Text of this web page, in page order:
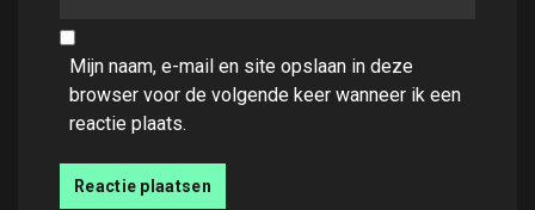
Mijn naam, e-mail en site opslaan in deze
browser voor de volgende keer wanneer ik een
reactie plaats.